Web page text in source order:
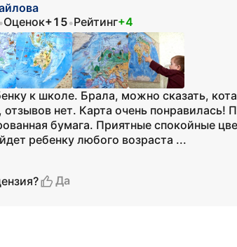
•Оценок+15•Рейтинг+4
к школе. Брала, можно сказать,
отзывов нет. Карта очень понравилась!
бумага. Приятные спокойные
ребенку любого возраста ...
Да